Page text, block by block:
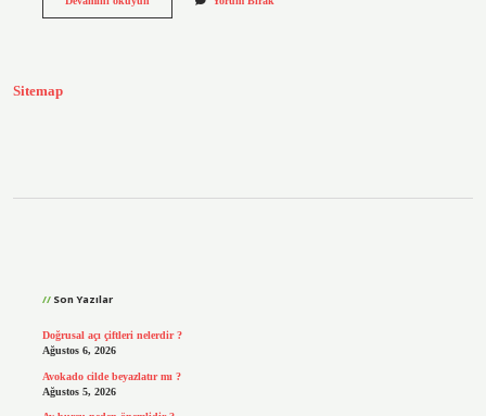
Sitemap
Son Yazılar
Doğrusal açı çiftleri nelerdir ?
Ağustos 6, 2026
Avokado cilde beyazlatır mı ?
Ağustos 5, 2026